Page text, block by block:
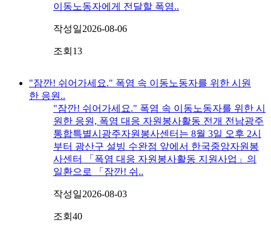
이동노동자에게 전달할 폭염..
작성일2026-08-06
조회 13
"잠깐! 쉬어가세요." 폭염 속 이동노동자를 위한 시원
한 응원..
"잠깐! 쉬어가세요." 폭염 속 이동노동자를 위한 시
원한 응원, 폭염 대응 자원봉사활동 전개 전남광주
통합특별시광주자원봉사센터는 8월 3일 오후 2시
부터 광산구 설빙 수완점 앞에서 한국중앙자원봉
사센터 「폭염 대응 자원봉사활동 지원사업」의
일환으로 「잠깐! 쉬..
작성일2026-08-03
조회 40